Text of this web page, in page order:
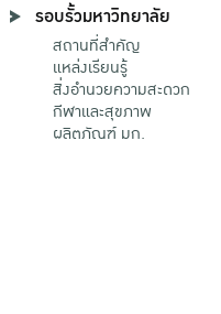
รอบรั้วมหาวิทยาลัย
สถานที่สำคัญ
แหล่งเรียนรู้
สิ่งอำนวยความสะดวก
กีฬาและสุขภาพ
ผลิตภัณฑ์ มก.